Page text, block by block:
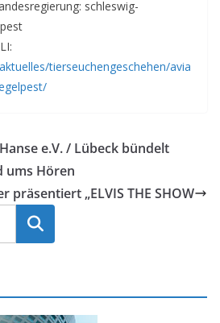
schleswig-
tierseuchengeschehen/avia
e.V. / Lübeck bündelt
ums Hören
präsentiert „ELVIS THE SHOW
Suchen